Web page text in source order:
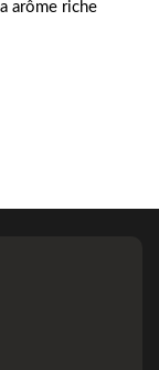
arôme riche